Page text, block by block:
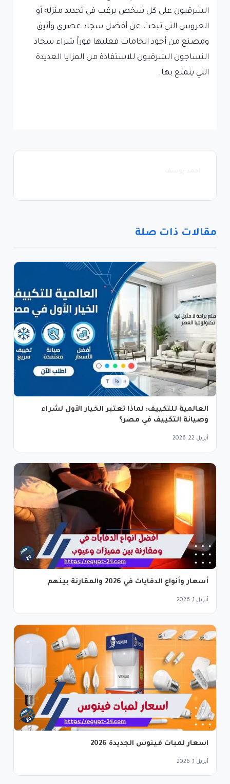
الشرقيون على كل شخص يرغب في تجديد منزله أو
العروس التي تبحث عن أفضل سجاد عصري وأنيق
ومصنع من أجود الخامات فعليها فوراً شراء سجاد
النساجون الشرقيون للاستفادة من المزايا العديدة
التي يتمتع بها.
مقالات ذات صلة
العالمية للتكييف: لماذا تعتبر الخيار الأول لشراء
وصيانة التكييف في مصر؟
أبريل 22, 2026
أسعار وأنواع الدفايات في 2026 والمقارنة بينهم
أبريل 1, 2026
اسعار لمبات فينوس الجديدة 2026
أبريل 1, 2026